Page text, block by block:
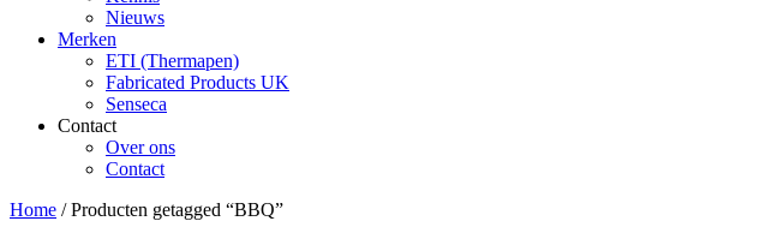
Nieuws
Merken
ETI (Thermapen)
Fabricated Products UK
Senseca
Contact
Over ons
Contact
Home / Producten getagged “BBQ”